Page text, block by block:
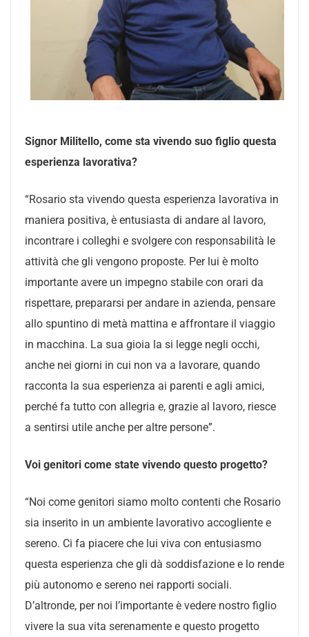
Signor Militello, come sta vivendo suo figlio questa
esperienza lavorativa?
“Rosario sta vivendo questa esperienza lavorativa in
maniera positiva, è entusiasta di andare al lavoro,
incontrare i colleghi e svolgere con responsabilità le
attività che gli vengono proposte. Per lui è molto
importante avere un impegno stabile con orari da
rispettare, prepararsi per andare in azienda, pensare
allo spuntino di metà mattina e affrontare il viaggio
in macchina. La sua gioia la si legge negli occhi,
anche nei giorni in cui non va a lavorare, quando
racconta la sua esperienza ai parenti e agli amici,
perché fa tutto con allegria e, grazie al lavoro, riesce
a sentirsi utile anche per altre persone”.
Voi genitori come state vivendo questo progetto?
“Noi come genitori siamo molto contenti che Rosario
sia inserito in un ambiente lavorativo accogliente e
sereno. Ci fa piacere che lui viva con entusiasmo
questa esperienza che gli dà soddisfazione e lo rende
più autonomo e sereno nei rapporti sociali.
D’altronde, per noi l’importante è vedere nostro figlio
vivere la sua vita serenamente e questo progetto